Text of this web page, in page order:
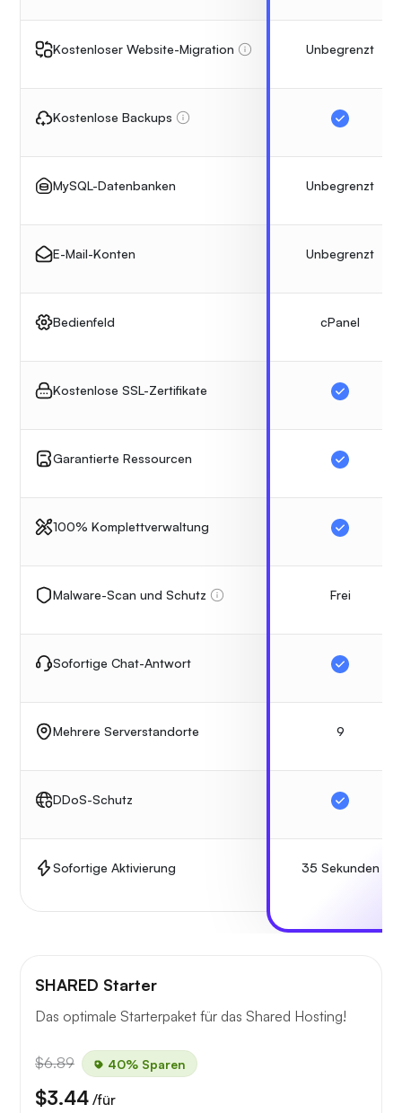
Kostenloser Website-Migration
Kostenlose Backups
MySQL-Datenbanken
E-Mail-Konten
Bedienfeld
Kostenlose SSL-Zertifikate
Garantierte Ressourcen
100% Komplettverwaltung
Malware-Scan und Schutz
Sofortige Chat-Antwort
Mehrere Serverstandorte
DDoS-Schutz
Sofortige Aktivierung
Unbegrenzt
Unbegrenzt
Unbegrenzt
cPanel
Frei
9
35 Sekunden
SHARED Starter
Das optimale Starterpaket für das Shared Hosting!
$6.89 40% Sparen
$3.44 /für